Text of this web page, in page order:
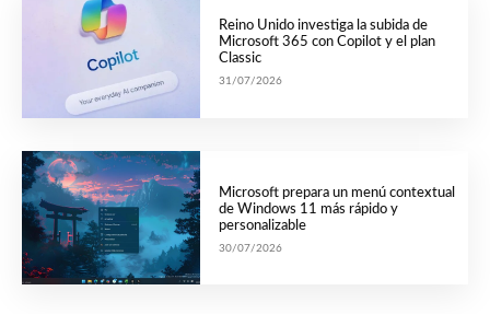
Reino Unido investiga la subida de
Microsoft 365 con Copilot y el plan
Classic
31/07/2026
Microsoft prepara un menú contextual
de Windows 11 más rápido y
personalizable
30/07/2026